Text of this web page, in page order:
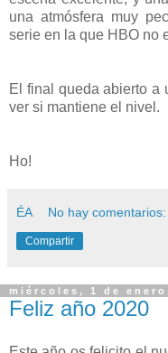
una atmósfera muy
serie en la que HBO no
El final queda abierto a
ver si mantiene el nivel.
Ho!
ÉA No hay comentarios:
Compartir
miércoles, 1 de enero
Feliz año 2020